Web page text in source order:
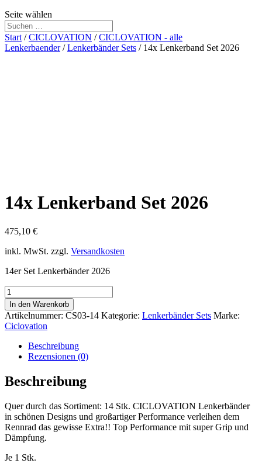
Seite wählen
Start /CICLOVATION /CICLOVATION - alle
Lenkerbaender/Lenkerbänder Sets / 14x Lenkerband Set 2026
14x Lenkerband Set 2026
475,10 €
inkl. MwSt. zzgl. Versandkosten
14er Set Lenkerbänder 2026
14x
Lenkerband
Set
2026
Menge
In den Warenkorb
Artikelnummer: CS03-14 Kategorie: Lenkerbänder Sets Marke:
Ciclovation
Beschreibung
Rezensionen (0)
Beschreibung
Quer durch das Sortiment: 14 Stk. CICLOVATION Lenkerbänder
in schönen Designs und großartiger Performance verleihen dem
Rennrad das gewisse Extra!! Top Performance mit super Grip und
Dämpfung.
Je 1 Stk.